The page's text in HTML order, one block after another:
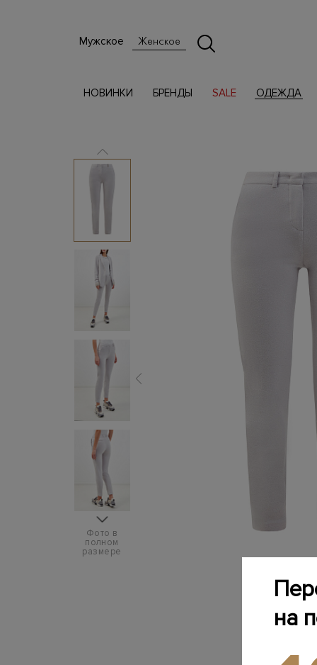
Мужское Женское
НОВИНКИ БРЕНДЫ SALE ОДЕЖДА
Фото в
полном
размере
на